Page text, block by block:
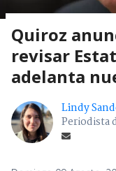
Quiroz
revisar
adelanta
Lindy
Periodista